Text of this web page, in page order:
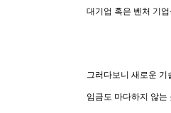
대기업 혹은 벤처 기
그러다보니 새로운 기
임금도 마다하지 않는